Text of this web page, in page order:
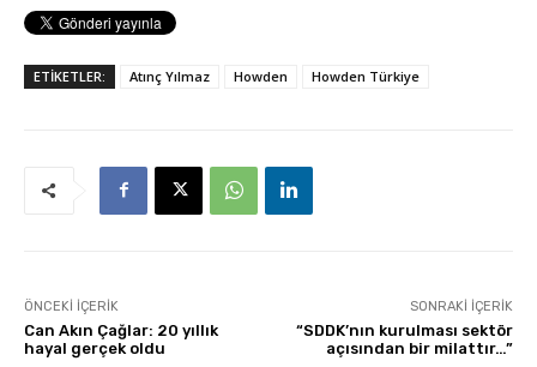
ETİKETLER: Atınç Yılmaz Howden Howden Türkiye
ÖNCEKI İÇERIK
Can Akın Çağlar: 20 yıllık
hayal gerçek oldu
SONRAKI İÇERIK
“SDDK’nın kurulması sektör
açısından bir milattır…”